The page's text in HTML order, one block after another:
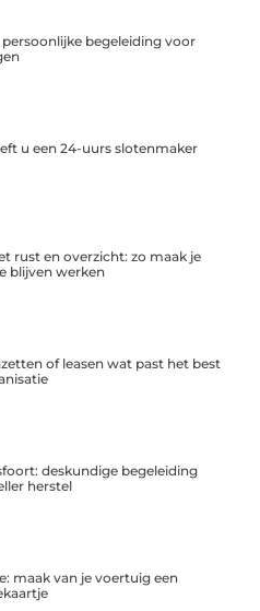
persoonlijke begeleiding voor
u een 24-uurs slotenmaker
rust en overzicht: zo maak je
blijven werken
of leasen wat past het best
deskundige begeleiding
herstel
maak van je voertuig een